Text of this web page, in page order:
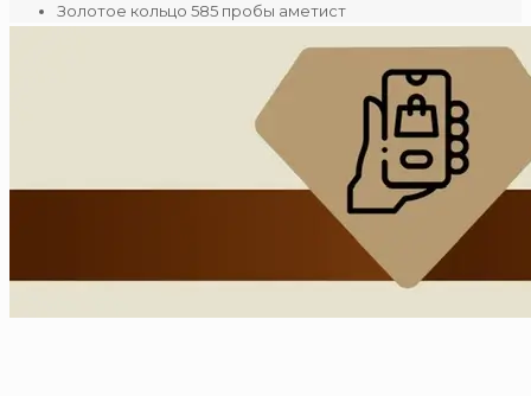
Золотое кольцо 585 пробы аметист